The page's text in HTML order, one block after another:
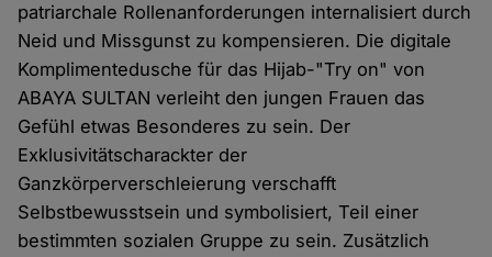
patriarchale Rollenanforderungen internalisiert durch
Neid und Missgunst zu kompensieren. Die digitale
Komplimentedusche für das Hijab-"Try on" von
ABAYA SULTAN verleiht den jungen Frauen das
Gefühl etwas Besonderes zu sein. Der
Exklusivitätscharackter der
Ganzkörperverschleierung verschafft
Selbstbewusstsein und symbolisiert, Teil einer
bestimmten sozialen Gruppe zu sein. Zusätzlich